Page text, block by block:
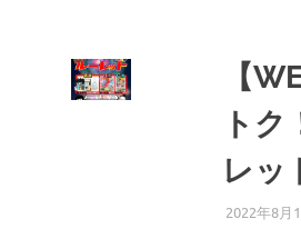
【
ト
レッ
2022年8月